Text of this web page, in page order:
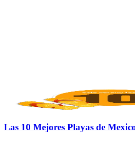
Las 10 Mejores Playas de